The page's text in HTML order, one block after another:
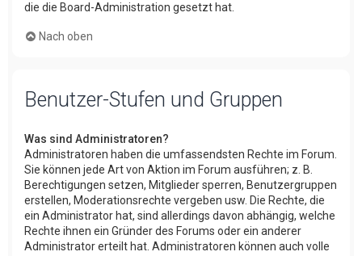
die die Board-Administration gesetzt hat.
Nach oben
Benutzer-Stufen und Gruppen
Was sind Administratoren?
Administratoren haben die umfassendsten Rechte im Forum.
Sie können jede Art von Aktion im Forum ausführen; z. B.
Berechtigungen setzen, Mitglieder sperren, Benutzergruppen
erstellen, Moderationsrechte vergeben usw. Die Rechte, die
ein Administrator hat, sind allerdings davon abhängig, welche
Rechte ihnen ein Gründer des Forums oder ein anderer
Administrator erteilt hat. Administratoren können auch volle